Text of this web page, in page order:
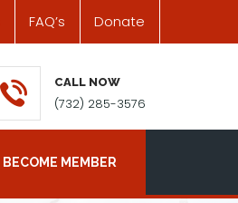
FAQ’s Donate
CALL NOW
(732) 285-3576
BECOME MEMBER